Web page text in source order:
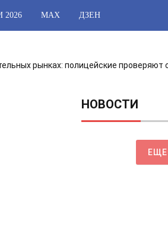
2026 МАХ ДЗЕН
рынках: полицейские проверяют
НОВОСТИ